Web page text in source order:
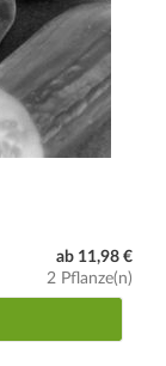
ab 11,98 €
2 Pflanze(n)